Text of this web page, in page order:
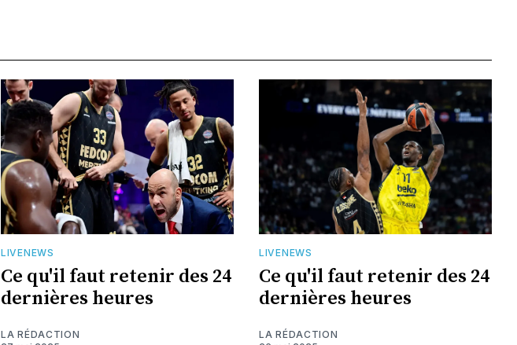
LIVENEWS
Ce qu'il faut retenir des 24
dernières heures
LA RÉDACTION
LIVENEWS
Ce qu'il faut retenir des 24
dernières heures
LA RÉDACTION